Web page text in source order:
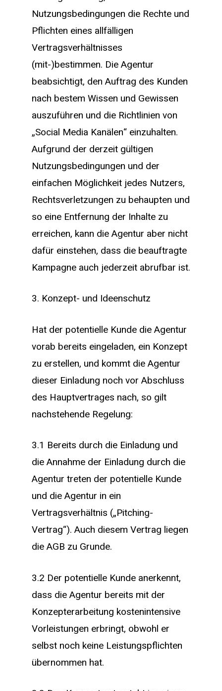
Nutzungsbedingungen die Rechte und
Pflichten eines allfälligen
Vertragsverhältnisses
(mit-)bestimmen. Die Agentur
beabsichtigt, den Auftrag des Kunden
nach bestem Wissen und Gewissen
auszuführen und die Richtlinien von
„Social Media Kanälen“ einzuhalten.
Aufgrund der derzeit gültigen
Nutzungsbedingungen und der
einfachen Möglichkeit jedes Nutzers,
Rechtsverletzungen zu behaupten und
so eine Entfernung der Inhalte zu
erreichen, kann die Agentur aber nicht
dafür einstehen, dass die beauftragte
Kampagne auch jederzeit abrufbar ist.
3. Konzept- und Ideenschutz
Hat der potentielle Kunde die Agentur
vorab bereits eingeladen, ein Konzept
zu erstellen, und kommt die Agentur
dieser Einladung noch vor Abschluss
des Hauptvertrages nach, so gilt
nachstehende Regelung:
3.1 Bereits durch die Einladung und
die Annahme der Einladung durch die
Agentur treten der potentielle Kunde
und die Agentur in ein
Vertragsverhältnis („Pitching-
Vertrag“). Auch diesem Vertrag liegen
die AGB zu Grunde.
3.2 Der potentielle Kunde anerkennt,
dass die Agentur bereits mit der
Konzepterarbeitung kostenintensive
Vorleistungen erbringt, obwohl er
selbst noch keine Leistungspflichten
übernommen hat.